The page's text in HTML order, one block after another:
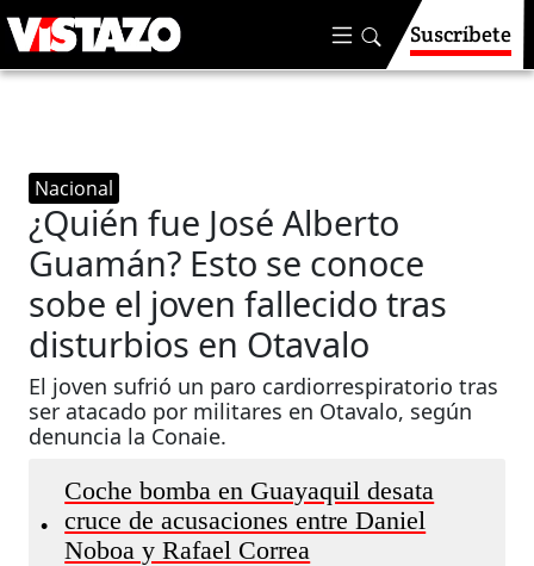
Suscríbete
Nacional
¿Quién fue José Alberto
Guamán? Esto se conoce
sobe el joven fallecido tras
disturbios en Otavalo
El joven sufrió un paro cardiorrespiratorio tras
ser atacado por militares en Otavalo, según
denuncia la Conaie.
•
Coche bomba en Guayaquil desata
cruce de acusaciones entre Daniel
Noboa y Rafael Correa